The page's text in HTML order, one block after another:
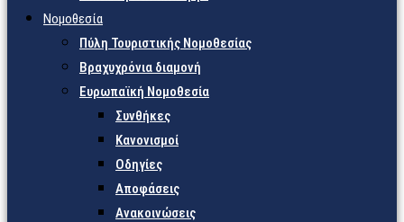
Νομοθεσία
Πύλη Τουριστικής Νομοθεσίας
Βραχυχρόνια διαμονή
Ευρωπαϊκή Νομοθεσία
Συνθήκες
Κανονισμοί
Οδηγίες
Αποφάσεις
Ανακοινώσεις